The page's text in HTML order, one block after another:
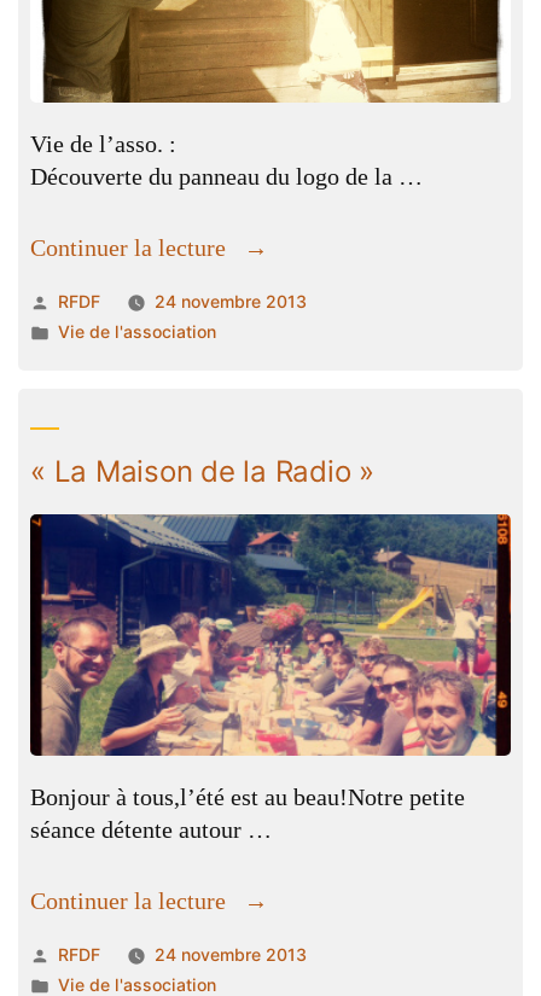
Vie de l’asso. :
Découverte du panneau du logo de la …
Continuer la lecture
« Réunion
15
maison
de
la
radio »
Publié
par
RFDF
24 novembre 2013
Publié
Vie de l'association
« La Maison de la Radio »
Bonjour à tous,l’été est au beau!Notre petite
séance détente autour …
Continuer la lecture
« « La
de
Publié
par
RFDF
24 novembre 2013
Publié
Vie de l'association